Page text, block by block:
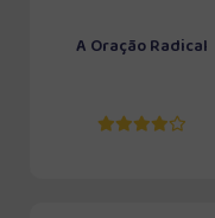
A Oração Radical